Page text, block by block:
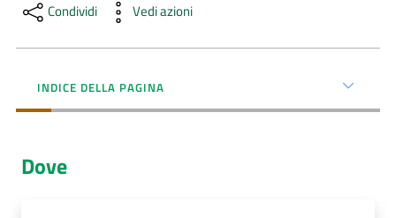
Luoghi
di
Menu selezionato
AUSL
Condividi Vedi azioni
INDICE DELLA PAGINA
Dove